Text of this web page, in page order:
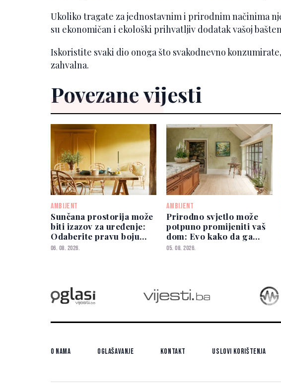
Ukoliko tragate za jednostavnim i prirodnim načinima
su ekonomičan i ekološki prihvatljiv dodatak vašoj
Iskoristite svaki dio onoga što svakodnevno
zahvalna.
Povezane vijesti
AMBIJENT
Sunčana prostorija može
biti izazov za uređenje:
Odaberite pravu boju
zidova
06. 08. 2026.
AMBIJENT
Prirodno svjetlo može
potpuno promijeniti vaš
dom: Evo kako da ga
iskoristite
05. 08. 2026.
O nama Oglašavanje Kontakt Uslovi korištenja